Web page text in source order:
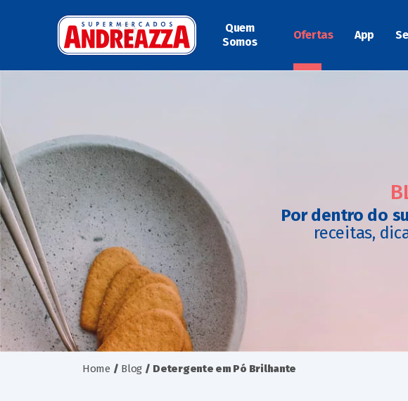
Quem
Somos
Ofertas App
Por dentro do
receitas,
Home / Blog / Detergente em Pó Brilhante